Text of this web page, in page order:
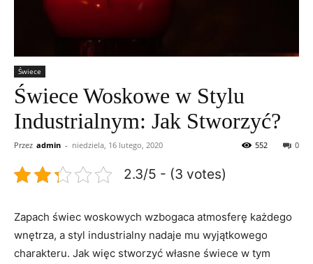
Świece
Świece Woskowe w Stylu
Industrialnym: Jak Stworzyć?
Przez admin - niedziela, 16 lutego, 2020 0
552
2.3/5 - (3 votes)
Zapach świec⁢ woskowych wzbogaca atmosferę każdego
wnętrza,⁤ a styl industrialny nadaje mu wyjątkowego
charakteru. Jak więc stworzyć własne‌ świece w tym